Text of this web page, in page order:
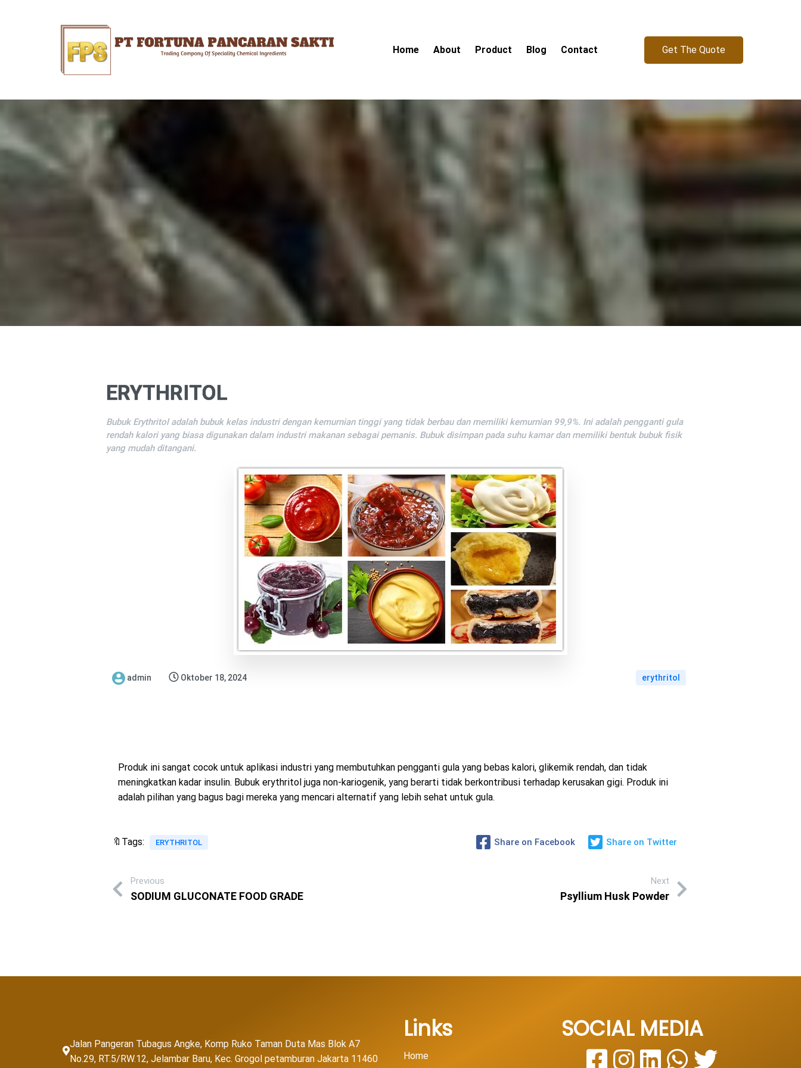
Home About Product Blog Contact Get The Quote
ERYTHRITOL
Bubuk Erythritol adalah bubuk kelas industri dengan kemurnian tinggi yang tidak berbau dan memiliki kemurnian 99,9%. Ini adalah pengganti gula
rendah kalori yang biasa digunakan dalam industri makanan sebagai pemanis. Bubuk disimpan pada suhu kamar dan memiliki bentuk bubuk fisik
yang mudah ditangani.
admin Oktober 18, 2024 erythritol
Produk ini sangat cocok untuk aplikasi industri yang membutuhkan pengganti gula yang bebas kalori, glikemik rendah, dan tidak
meningkatkan kadar insulin. Bubuk erythritol juga non-kariogenik, yang berarti tidak berkontribusi terhadap kerusakan gigi. Produk ini
adalah pilihan yang bagus bagi mereka yang mencari alternatif yang lebih sehat untuk gula.
🔖Tags: ERYTHRITOL Share on Facebook Share on Twitter
Previous
SODIUM GLUCONATE FOOD GRADE
Next
Psyllium Husk Powder
Jalan Pangeran Tubagus Angke, Komp Ruko Taman Duta Mas Blok A7
No.29, RT.5/RW.12, Jelambar Baru, Kec. Grogol petamburan Jakarta 11460
Links
Home
SOCIAL MEDIA